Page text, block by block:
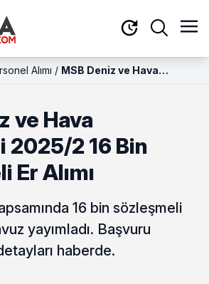
Alımı / MSB Deniz ve Hava
ve Hava
2025/2 16 Bin
Er Alımı
16 bin sözleşmeli
yayımladı. Başvuru
haberde.